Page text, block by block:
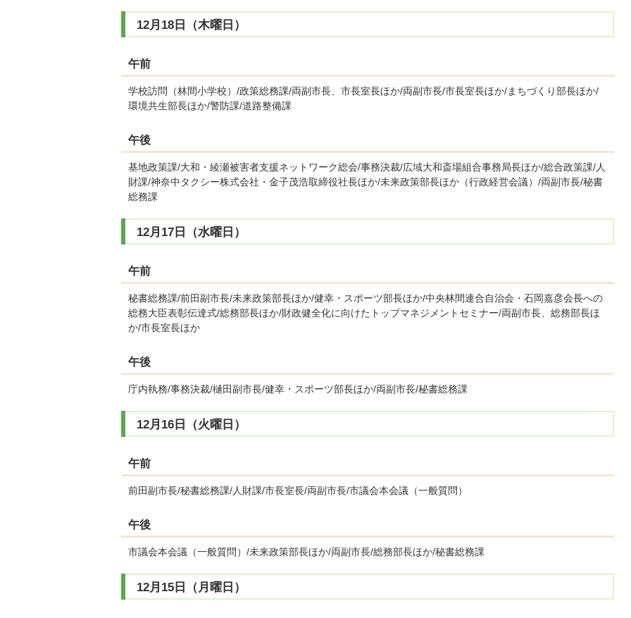
12月18日（木曜日）
午前
学校訪問（林間小学校）/政策総務課/両副市長、市長室長ほか/両副市長/市長室長ほか/まちづくり部長ほか/
環境共生部長ほか/警防課/道路整備課
午後
基地政策課/大和・綾瀬被害者支援ネットワーク総会/事務決裁/広域大和斎場組合事務局長ほか/総合政策課/人
財課/神奈中タクシー株式会社・金子茂浩取締役社長ほか/未来政策部長ほか（行政経営会議）/両副市長/秘書
総務課
12月17日（水曜日）
午前
秘書総務課/前田副市長/未来政策部長ほか/健幸・スポーツ部長ほか/中央林間連合自治会・石岡嘉彦会長への
総務大臣表彰伝達式/総務部長ほか/財政健全化に向けたトップマネジメントセミナー/両副市長、総務部長ほ
か/市長室長ほか
午後
庁内執務/事務決裁/樋田副市長/健幸・スポーツ部長ほか/両副市長/秘書総務課
12月16日（火曜日）
午前
前田副市長/秘書総務課/人財課/市長室長/両副市長/市議会本会議（一般質問）
午後
市議会本会議（一般質問）/未来政策部長ほか/両副市長/総務部長ほか/秘書総務課
12月15日（月曜日）